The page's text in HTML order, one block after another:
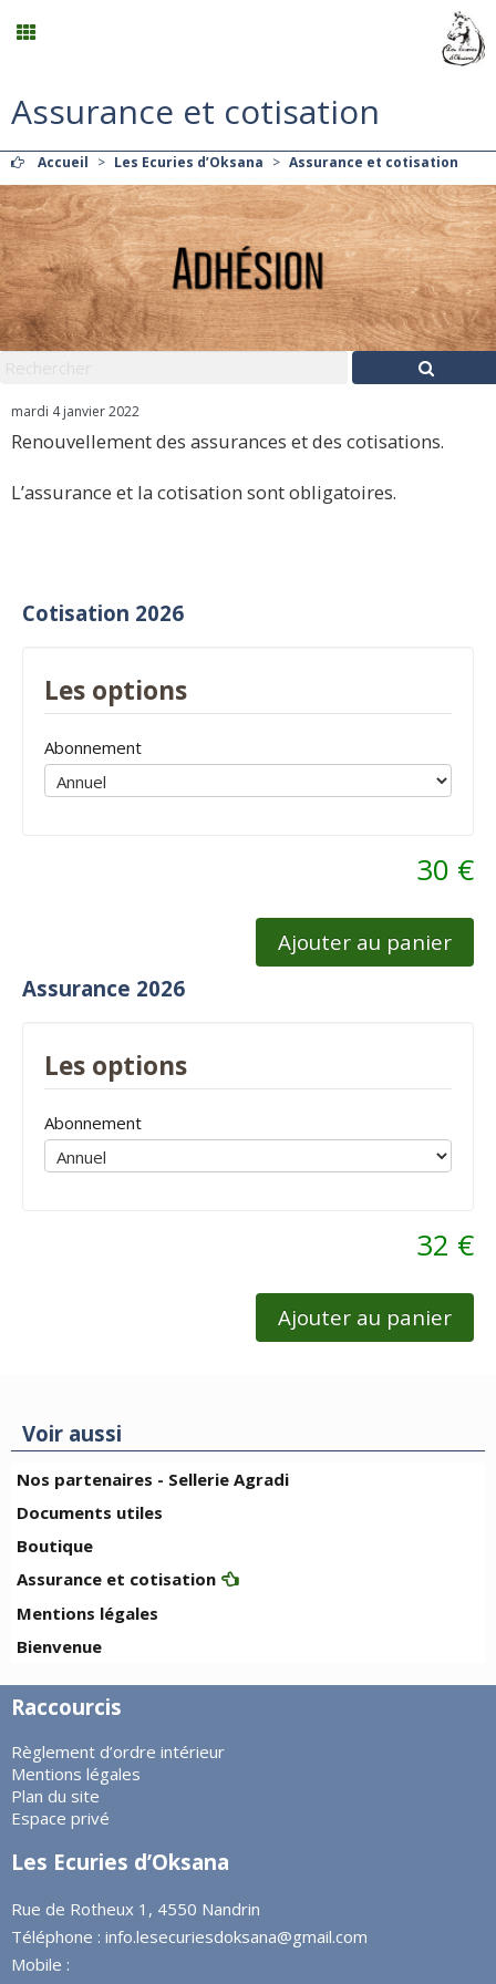
Planning
Mon compte
0 Panier
Contact
Assurance et cotisation
Accueil > Les Ecuries d’Oksana > Assurance et cotisation
mardi 4 janvier 2022
Renouvellement des assurances et des cotisations.
L’assurance et la cotisation sont obligatoires.
Cotisation 2026
Les options
Abonnement
30 €
Ajouter au panier
Assurance 2026
Les options
Abonnement
32 €
Ajouter au panier
Voir aussi
Nos partenaires - Sellerie Agradi
Documents utiles
Boutique
Assurance et cotisation
Mentions légales
Bienvenue
Raccourcis
Règlement d’ordre intérieur
Mentions légales
Plan du site
Espace privé
Les Ecuries d’Oksana
Rue de Rotheux 1, 4550 Nandrin
Téléphone : info.lesecuriesdoksana@gmail.com
Mobile :